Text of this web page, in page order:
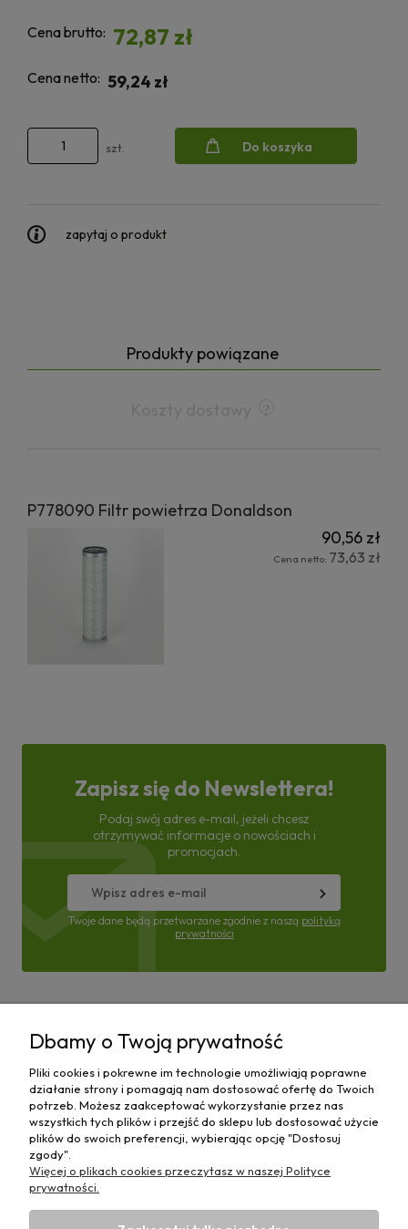
Cena brutto: 72,87 zł
Cena netto: 59,24 zł
szt. Do koszyka
zapytaj o produkt
Produkty powiązane
P778090 Filtr powietrza Donaldson
90,56 zł
Cena netto: 73,63 zł
Zapisz się do Newslettera!
Podaj swój adres e-mail, jeżeli chcesz
otrzymywać informacje o nowościach i
promocjach.
Twoje dane będą przetwarzane zgodnie z naszą polityką
prywatności
Moje konto
Płatności i dostawa
Informacje
O nas
Dbamy o Twoją prywatność
Pliki cookies i pokrewne im technologie umożliwiają poprawne
działanie strony i pomagają nam dostosować ofertę do Twoich
potrzeb. Możesz zaakceptować wykorzystanie przez nas
wszystkich tych plików i przejść do sklepu lub dostosować użycie
plików do swoich preferencji, wybierając opcję "Dostosuj
zgody".
Więcej o plikach cookies przeczytasz w naszej Polityce
prywatności.